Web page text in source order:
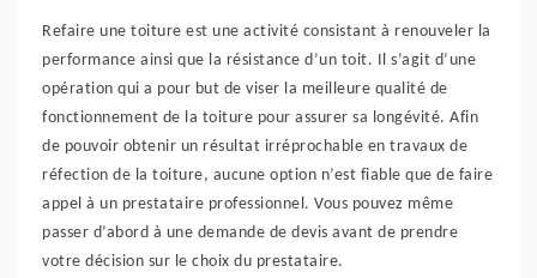
Refaire une toiture est une activité consistant à renouveler la
performance ainsi que la résistance d’un toit. Il s’agit d’une
opération qui a pour but de viser la meilleure qualité de
fonctionnement de la toiture pour assurer sa longévité. Afin
de pouvoir obtenir un résultat irréprochable en travaux de
réfection de la toiture, aucune option n’est fiable que de faire
appel à un prestataire professionnel. Vous pouvez même
passer d’abord à une demande de devis avant de prendre
votre décision sur le choix du prestataire.